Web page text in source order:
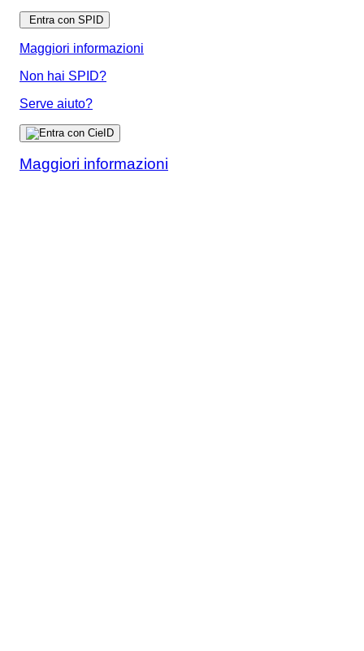
Entra con SPID
Maggiori informazioni
Non hai SPID?
Serve aiuto?
Maggiori informazioni